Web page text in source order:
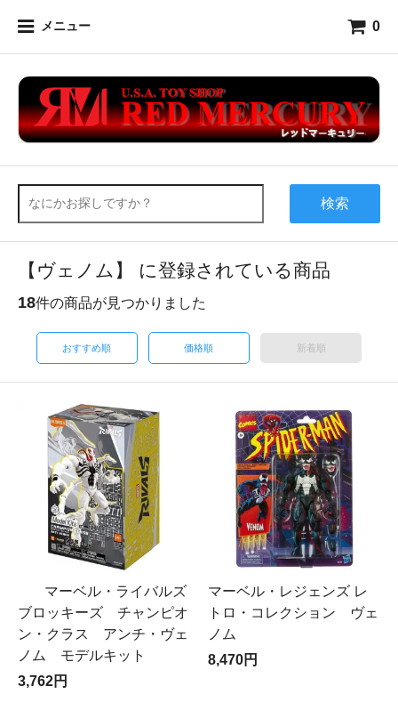
メニュー 0
検索
【ヴェノム】 に登録されている商品
18件の商品が見つかりました
おすすめ順 価格順 新着順
マーベル・ライバルズ
ブロッキーズ チャンピオ
ン・クラス アンチ・ヴェ
ノム モデルキット
3,762円
マーベル・レジェンズ レ
トロ・コレクション ヴェ
ノム
8,470円